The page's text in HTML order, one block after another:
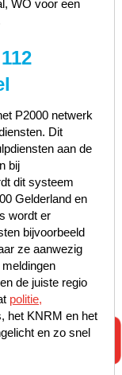
WO voor een
P2000 netwerk
Dit
aan de
bij
dit systeem
Gelderland en
wordt er
bijvoorbeeld
ze aanwezig
de juiste regio
politie,
het KNRM en het
en zo snel